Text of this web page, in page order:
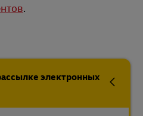
.
электронных